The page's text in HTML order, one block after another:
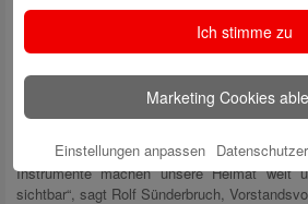
Für den dauerhaften Erhalt der wertvollen
ihre technische Pflege entscheidend,
musikalische Nutzung. Das professionelle
Orgeln trägt wesentlich dazu bei, ihre
und kulturelle Bedeutung lebendig zu erhalten.
Kulturgüter von internationaler
Instrumente machen unsere Heimat weit
sichtbar“, sagt Rolf Sünderbruch,
Ich stimme zu
Marketing Cookies
Einstellungen anpassen